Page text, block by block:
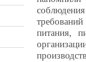
питания,